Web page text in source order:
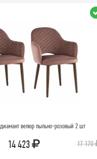
велюр пыльно-розовый 2 шт
14 423 17 170